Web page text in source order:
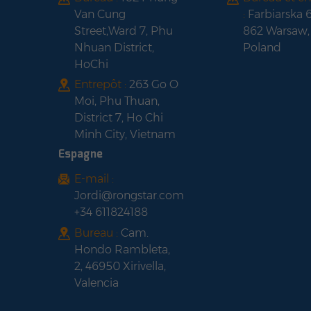
Van Cung
Street,Ward 7, Phu
Nhuan District,
HoChi
Entrepôt : 263 Go O
Moi, Phu Thuan,
District 7, Ho Chi
Minh City, Vietnam
: Farbiarska
862 Warsaw,
Poland
Espagne
E-mail :
Jordi@rongstar.com
+34 611824188
Bureau : Cam.
Hondo Rambleta,
2, 46950 Xirivella,
Valencia